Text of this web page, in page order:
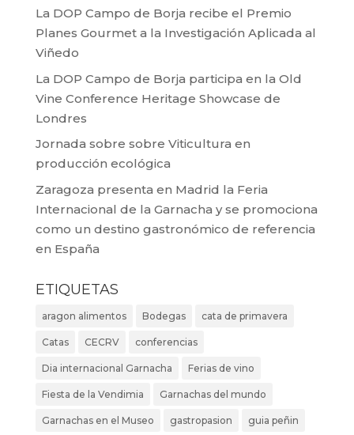
La DOP Campo de Borja recibe el Premio
Planes Gourmet a la Investigación Aplicada al
Viñedo
La DOP Campo de Borja participa en la Old
Vine Conference Heritage Showcase de
Londres
Jornada sobre sobre Viticultura en
producción ecológica
Zaragoza presenta en Madrid la Feria
Internacional de la Garnacha y se promociona
como un destino gastronómico de referencia
en España
ETIQUETAS
aragon alimentos Bodegas cata de primavera
Catas CECRV conferencias
Dia internacional Garnacha Ferias de vino
Fiesta de la Vendimia Garnachas del mundo
Garnachas en el Museo gastropasion guia peñin